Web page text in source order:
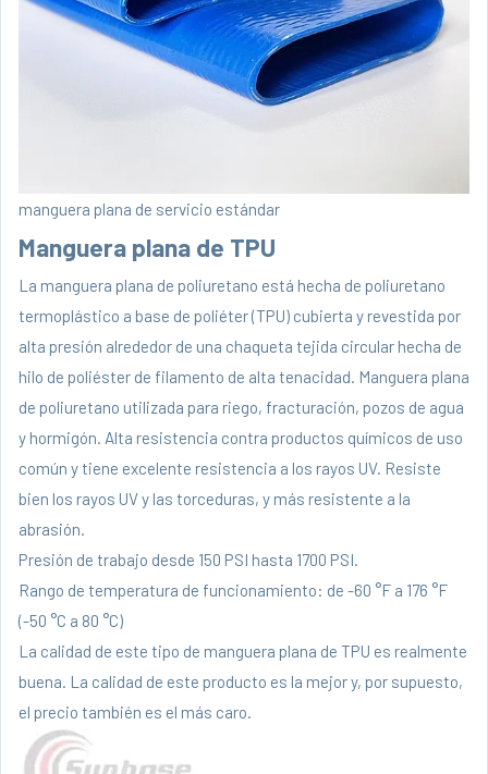
manguera plana de servicio estándar
Manguera plana de TPU
La manguera plana de poliuretano está hecha de poliuretano
termoplástico a base de poliéter (TPU) cubierta y revestida por
alta presión alrededor de una chaqueta tejida circular hecha de
hilo de poliéster de filamento de alta tenacidad. Manguera plana
de poliuretano utilizada para riego, fracturación, pozos de agua
y hormigón. Alta resistencia contra productos químicos de uso
común y tiene excelente resistencia a los rayos UV. Resiste
bien los rayos UV y las torceduras, y más resistente a la
abrasión.
Presión de trabajo desde 150 PSI hasta 1700 PSI.
Rango de temperatura de funcionamiento: de -60 °F a 176 °F
(-50 °C a 80 °C)
La calidad de este tipo de manguera plana de TPU es realmente
buena. La calidad de este producto es la mejor y, por supuesto,
el precio también es el más caro.